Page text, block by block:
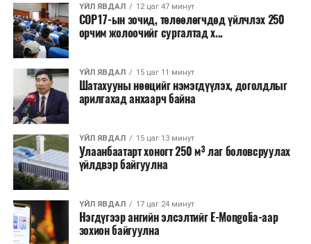
2025 оны 25/01 дүгээр тогтоолоор баталсан “Төр,
хувийн хэвшлийн түншлэлээр нийслэлд хэрэгжүүлэх
төслийн жагсаалт”-д лаг хатааж, шатаах үйлдвэр
барих төслийг төр, хувийн хэвшлийн түншлэлийн
хэлбэрээр хэрэгжүүлэхээр тусгажээ.
Лаг хатаах, шатаах технологи нь бохир ус цэвэрлэх
байгууламжаас гардаг лагийг байгаль орчинд аюулгүй
аргаар боловсруулж, эзлэхүүнийг эрс бууруулах
зориулалттай. Лагийг өндөр температурт шатааснаар
эзлэхүүн нь 90 хүртэл хувиар буурч, бактери, вирус
болон бусад өвчин үүсгэгч бичил биетнийг устгах
боломжтой.
Түүнчлэн шаталтын явцад үүсэх дулааныг цахилгаан
ҮЙЛ ЯВДАЛ 12 цаг 47 минут
COP17-ын зочид, төлөөлөгчдөд үйлчлэх 250
орчим жолоочийг сургалтад х...
ҮЙЛ ЯВДАЛ 15 цаг 11 минут
Шатахууны нөөцийг нэмэгдүүлэх, доголдлыг
арилгахад анхаарч байна
ҮЙЛ ЯВДАЛ 15 цаг 13 минут
Улаанбаатарт хоногт 250 м³ лаг боловсруулах
үйлдвэр байгуулна
ҮЙЛ ЯВДАЛ 17 цаг 24 минут
Нэгдүгээр ангийн элсэлтийг E-Mongolia-аар
зохион байгуулна